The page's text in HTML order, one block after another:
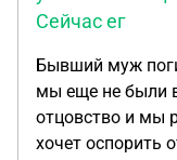
Сейчас ег
Бывший муж
мы еще не были
отцовство и мы
хочет оспорить